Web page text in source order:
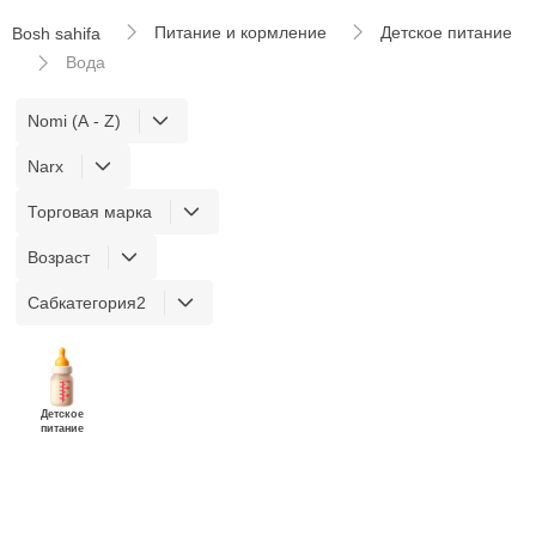
Bosh sahifa Питание и кормление
Детское питание
Вода
Nomi (A - Z)
Narx
Торговая марка
Возраст
Сабкатегория2
Детское
питание